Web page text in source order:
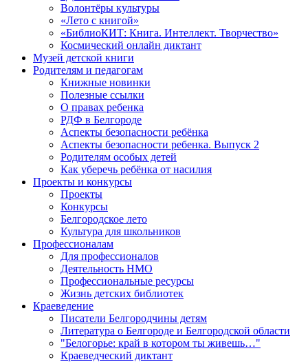
Волонтёры культуры
«Лето с книгой»
«БиблиоКИТ: Книга. Интеллект. Творчество»
Космический онлайн диктант
Музей детской книги
Родителям и педагогам
Книжные новинки
Полезные ссылки
О правах ребенка
РДФ в Белгороде
Аспекты безопасности ребёнка
Аспекты безопасности ребенка. Выпуск 2
Родителям особых детей
Как уберечь ребёнка от насилия
Проекты и конкурсы
Проекты
Конкурсы
Белгородское лето
Культура для школьников
Профессионалам
Для профессионалов
Деятельность НМО
Профессиональные ресурсы
Жизнь детских библиотек
Краеведение
Писатели Белгородчины детям
Литература о Белгороде и Белгородской области
"Белогорье: край в котором ты живешь…"
Краеведческий диктант